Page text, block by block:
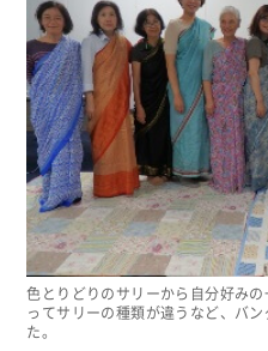
色とりどりのサリーから自分好み
ってサリーの種類が違うなど、バ
た。